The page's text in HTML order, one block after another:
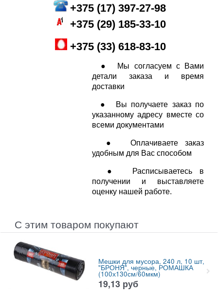
+375 (17) 397-27-98
+375 (29) 185-33-10
+375 (33) 618-83-10
● Мы согласуем с Вами
детали заказа и время
доставки
● Вы получаете заказ по
указанному адресу вместе со
всеми документами
● Оплачиваете заказ
удобным для Вас способом
● Расписываетесь в
получении и выставляете
оценку нашей работе.
С этим товаром покупают
Мешки для мусора, 240 л, 10 шт,
"БРОНЯ", черные, РОМАШКА
(100х130см/60мкм)
19,13 руб